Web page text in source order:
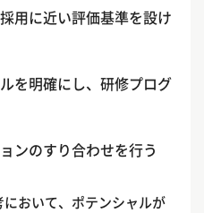
用に近い評価基準を設け
を明確にし、研修プログ
ンのすり合わせを行う
おいて、ポテンシャルが